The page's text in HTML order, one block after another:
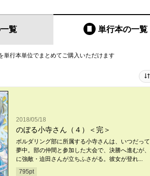
覧 単行本の一覧
単行本単位でまとめてご購入いただけます
2018/05/18
のぼる小寺さん（４）＜完＞
ボルダリング部に所属する小寺さんは、いつだっ
夢中。部の仲間と参加した大会で、決勝へ進むが
に強敵・迫田さんが立ちふさがる。彼女が登れ...
795pt